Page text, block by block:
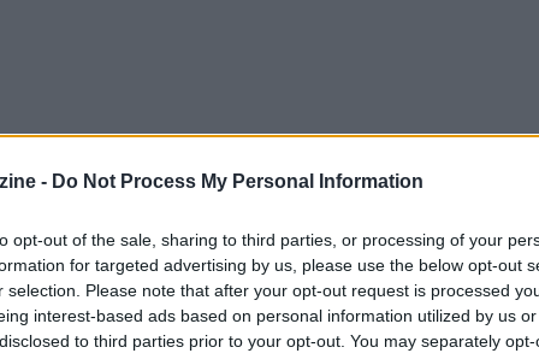
- Do Not Process My Personal Information
opt-out of the sale, sharing to third parties, or processing of your
for targeted advertising by us, please use the below opt-out
selection. Please note that after your opt-out request is processed
interest-based ads based on personal information utilized by us
to third parties prior to your opt-out. You may separately
non si tratta più solo di iniziative puntuali, ma
richiede un ripensamento delle
attenzione allagovernancedelle